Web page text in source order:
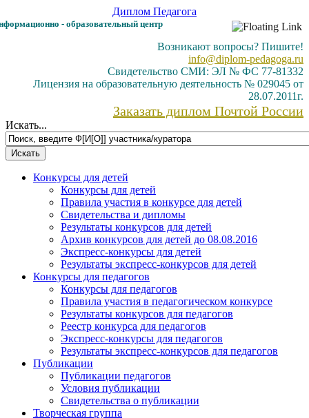
Диплом Педагога
- образовательный центр
Возникают вопросы? Пишите!
info@diplom-pedagoga.ru
Свидетельство СМИ: ЭЛ № ФС 77-81332
Лицензия на образовательную деятельность № 029045 от
28.07.2011г.
Заказать диплом Почтой России
Искать...
Конкурсы для детей
Конкурсы для детей
Правила участия в конкурсе для детей
Свидетельства и дипломы
Результаты конкурсов для детей
Архив конкурсов для детей до 08.08.2016
Экспресс-конкурсы для детей
Результаты экспресс-конкурсов для детей
Конкурсы для педагогов
Конкурсы для педагогов
Правила участия в педагогическом конкурсе
Результаты конкурсов для педагогов
Реестр конкурса для педагогов
Экспресс-конкурсы для педагогов
Результаты экспресс-конкурсов для педагогов
Публикации
Публикации педагогов
Условия публикации
Свидетельства о публикации
Творческая группа